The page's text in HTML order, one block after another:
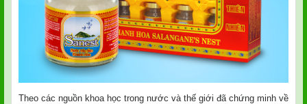
Theo các nguồn khoa học trong nước và thế giới đã chứng minh về